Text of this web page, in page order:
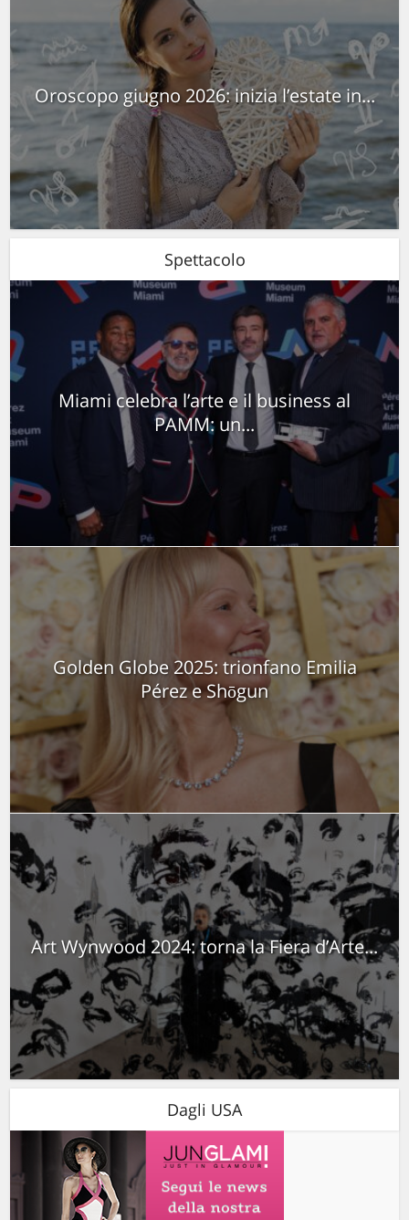
Oroscopo giugno 2026: inizia l’estate in...
Spettacolo
Miami celebra l’arte e il business al
PAMM: un...
Golden Globe 2025: trionfano Emilia
Pérez e Shōgun
Art Wynwood 2024: torna la Fiera d’Arte...
Dagli USA